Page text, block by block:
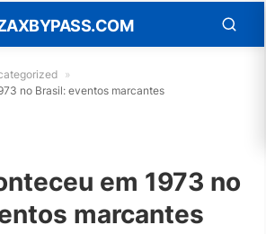
»
no Brasil: eventos marcantes
em 1973 no
marcantes